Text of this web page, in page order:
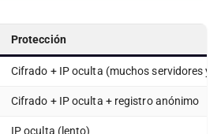
Protección
Cifrado + IP oculta (muchos servidores y
Cifrado + IP oculta + registro anónimo
IP oculta (lento)